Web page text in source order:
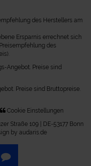
des Herstellers am
Ersparnis errechnet sich
des
Angebot. Preise sind
Preise sind Bruttopreise.
Cookie Einstellungen
Straße 109 | DE-53177 Bonn
by audaris.de